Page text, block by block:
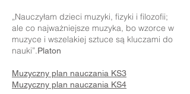
„Nauczyłam dzieci muzyki, fizyki i filozofii;
ale co najważniejsze muzyka, bo wzorce w
muzyce i wszelakiej sztuce są kluczami do
nauki”.Platon
Muzyczny plan nauczania KS3
Muzyczny plan nauczania KS4